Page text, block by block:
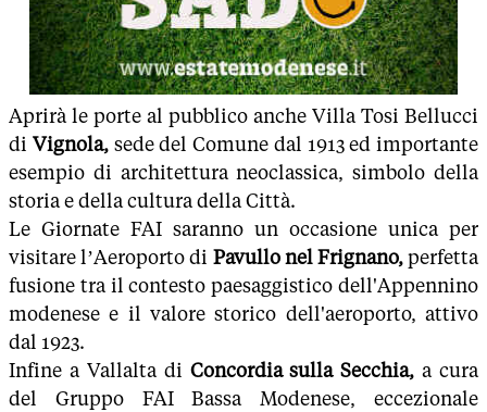
Aprirà le porte al pubblico anche Villa Tosi Bellucci
di Vignola, sede del Comune dal 1913 ed importante
esempio di architettura neoclassica, simbolo della
storia e della cultura della Città.
Le Giornate FAI saranno un occasione unica per
visitare l’Aeroporto di Pavullo nel Frignano,perfetta
fusione tra il contesto paesaggistico dell'Appennino
modenese e il valore storico dell'aeroporto, attivo
dal 1923.
Infine a Vallalta di Concordia sulla Secchia,a cura
del Gruppo FAI Bassa Modenese, eccezionale